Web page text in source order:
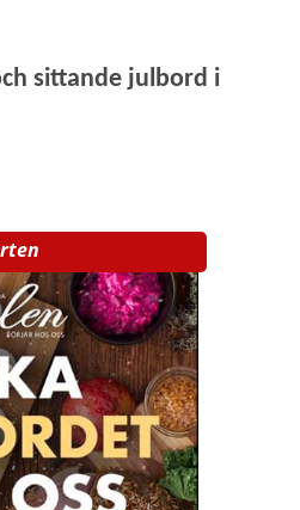
sittande julbord i